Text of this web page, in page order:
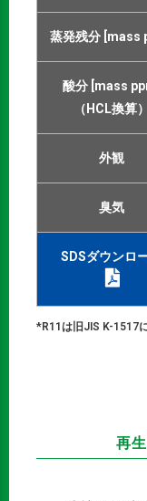
蒸発残分 [mass
酸分 [mass
（HCL換算）
外観
臭気
SDSダウンロ
*R11は旧JIS K-1517に
再